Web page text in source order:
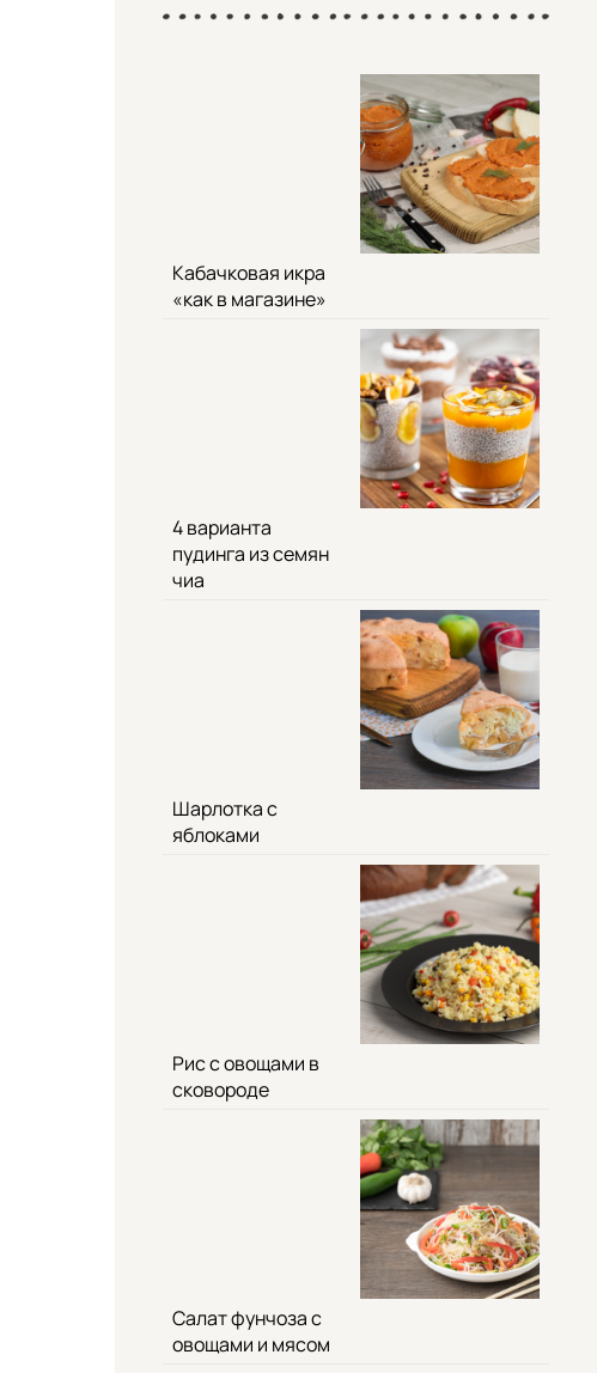
Кабачковая икра
«как в магазине»
4 варианта
пудинга из семян
чиа
Шарлотка с
яблоками
Рис с овощами в
сковороде
Салат фунчоза с
овощами и мясом